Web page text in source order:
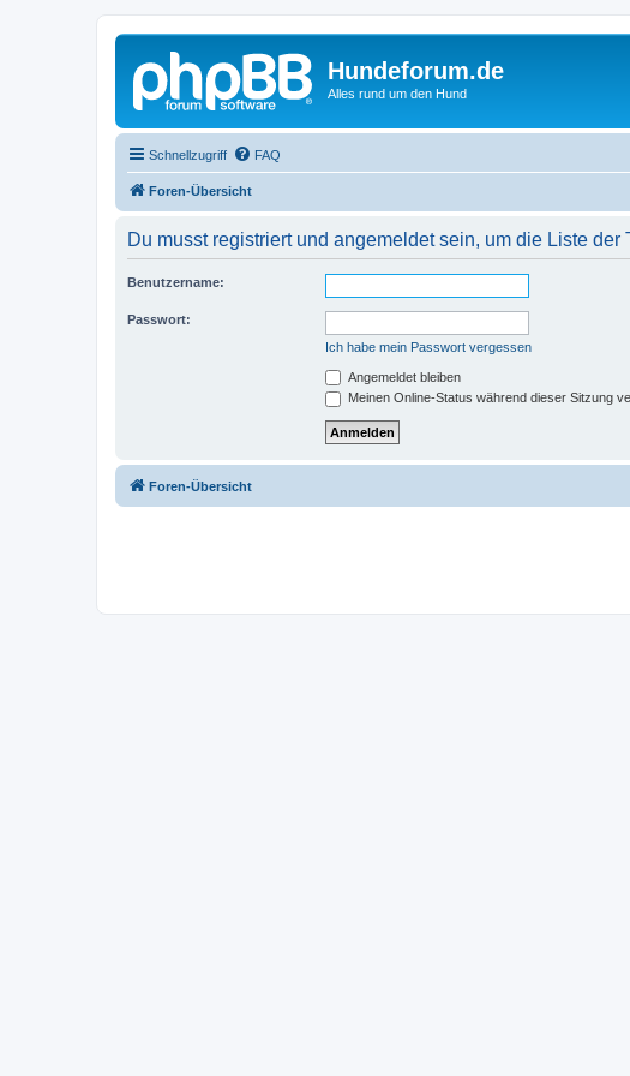
Hundeforum.de
Alles rund um den Hund
Schnellzugriff FAQ
Foren-Übersicht
Du musst registriert und angemeldet sein, um die Liste der
Benutzername:
Passwort:
Ich habe mein Passwort vergessen
Angemeldet bleiben
Meinen Online-Status während dieser Sitzung
Foren-Übersicht